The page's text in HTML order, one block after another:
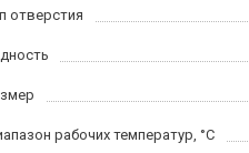
отверстия
рабочих температур, °C